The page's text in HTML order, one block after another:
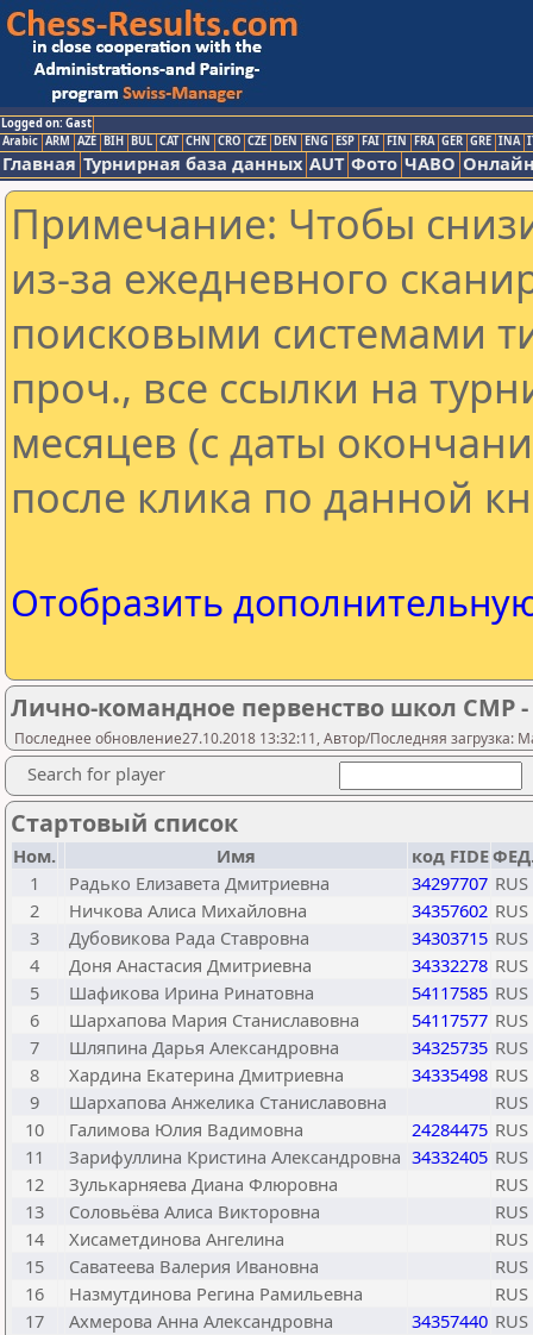
Logged on: Gast
Arabic ARM AZE BIH BUL CAT CHN CRO CZE DEN ENG ESP FAI FIN FRA GER GRE INA
Главная Турнирная база данных AUT Фото ЧАВО
Примечание: Чтобы
из-за ежедневного
поисковыми системами
проч., все ссылки на
месяцев (с даты
после клика по данной
Отобразить
Лично-командное первенство школ СМР -
Последнее обновление27.10.2018 13:32:11, Автор/Последняя загрузка:
Search for player
Стартовый список
Ном. Имя код FIDE
1
Радько Елизавета Дмитриевна 34297707 RUS
2
Ничкова Алиса Михайловна 34357602 RUS
3
Дубовикова Рада Ставровна 34303715 RUS
4
Доня Анастасия Дмитриевна 34332278 RUS
5
Шафикова Ирина Ринатовна 54117585 RUS
6
Шархапова Мария Станиславовна 54117577 RUS
7
Шляпина Дарья Александровна 34325735 RUS
8
Хардина Екатерина Дмитриевна 34335498 RUS
9
Шархапова Анжелика Станиславовна
RUS
10
Галимова Юлия Вадимовна 24284475 RUS
11
Зарифуллина Кристина Александровна 34332405 RUS
12
Зулькарняева Диана Флюровна
RUS
13
Соловьёва Алиса Викторовна
RUS
14
Хисаметдинова Ангелина
RUS
15
Саватеева Валерия Ивановна
RUS
16
Назмутдинова Регина Рамильевна
RUS
17
Ахмерова Анна Александровна 34357440 RUS